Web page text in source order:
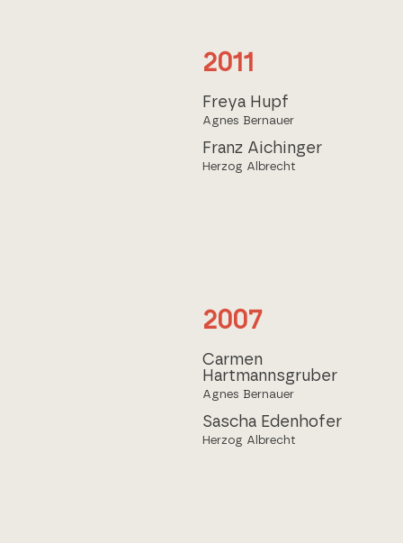
2011
Freya Hupf
Agnes Bernauer
Franz Aichinger
Herzog Albrecht
2007
Carmen
Hartmannsgruber
Agnes Bernauer
Sascha Edenhofer
Herzog Albrecht